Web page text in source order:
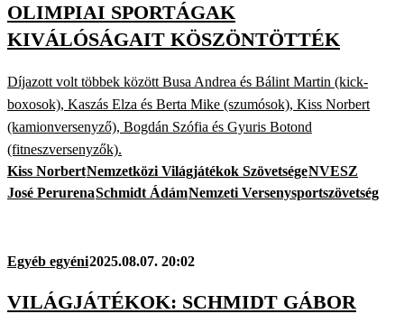
OLIMPIAI SPORTÁGAK
KIVÁLÓSÁGAIT KÖSZÖNTÖTTÉK
Díjazott volt többek között Busa Andrea és Bálint Martin (kick-
boxosok), Kaszás Elza és Berta Mike (szumósok), Kiss Norbert
(kamionversenyző), Bogdán Szófia és Gyuris Botond
(fitneszversenyzők).
Kiss NorbertNemzetközi Világjátékok SzövetségeNVESZ
José PerurenaSchmidt ÁdámNemzeti Versenysportszövetség
Egyéb egyéni2025.08.07. 20:02
VILÁGJÁTÉKOK: SCHMIDT GÁBOR